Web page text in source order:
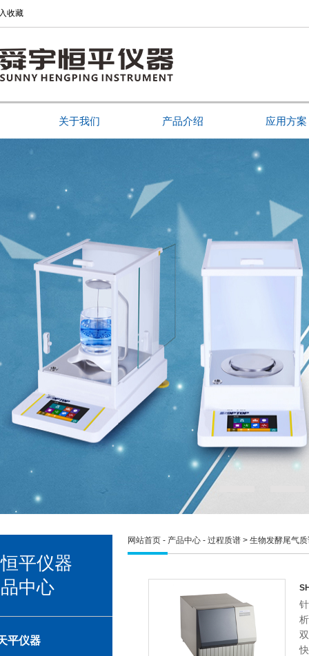
收藏
关于我们 产品介绍 应用方案
平仪器
中心
平仪器
网站首页 - 产品中心 - 过程质谱 > 生物发酵尾气